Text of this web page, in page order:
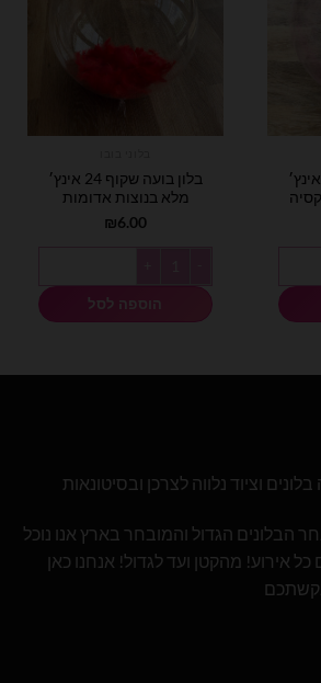
בלון בועה שקוף 24 אינץ׳
בלון בועה שקוף 24 אינץ׳
מלא בנוצות אדומות
₪6.00
הוספה לסל
וציוד נלווה לצרכן ובסיטונאות
ומבחר הבלונים הגדול והמובחר בארץ אנו נוכל
אירוע! מהקטן ועד לגדול! אנחנו כאן